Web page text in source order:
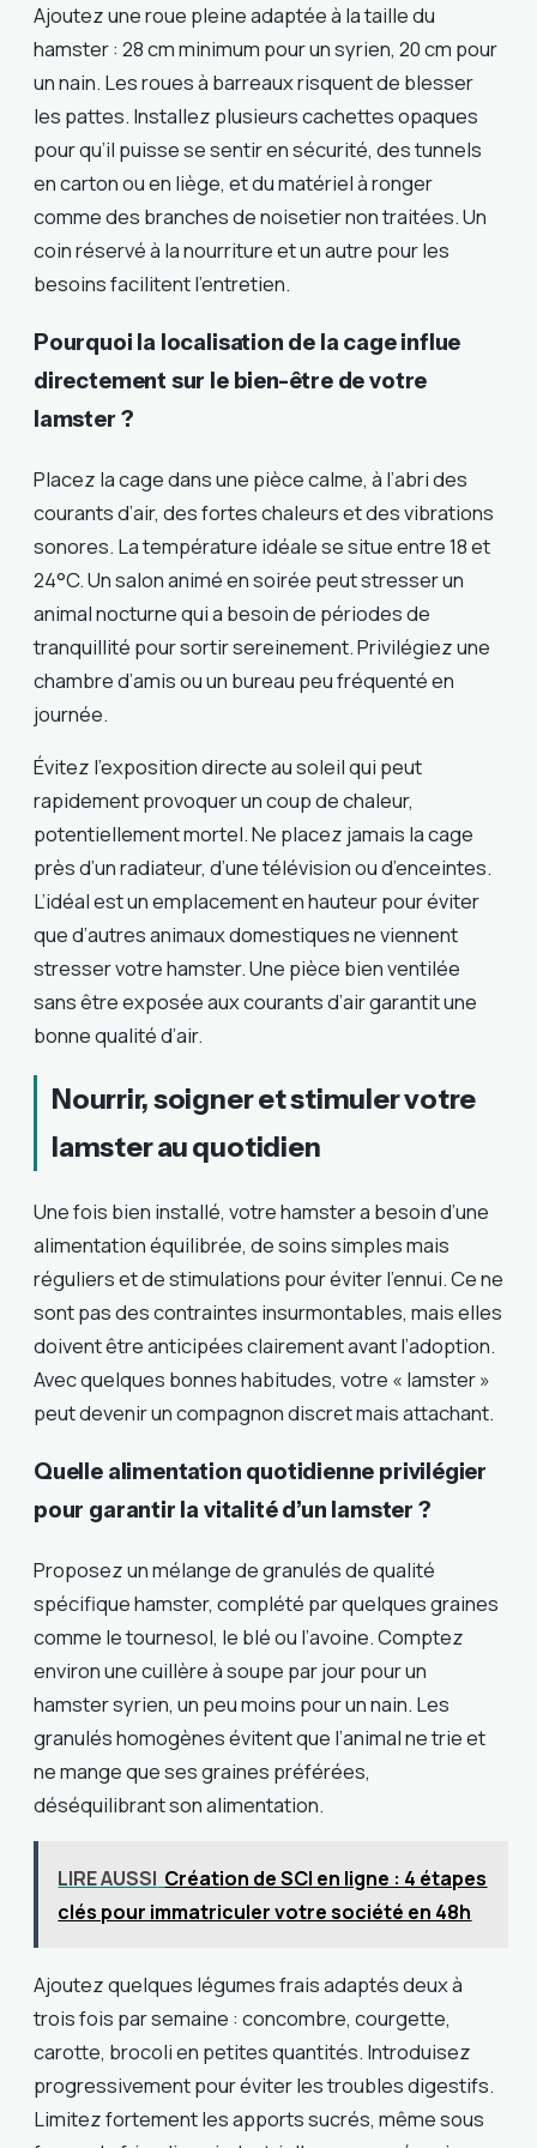
Ajoutez une roue pleine adaptée à la taille du
hamster : 28 cm minimum pour un syrien, 20 cm pour
un nain. Les roues à barreaux risquent de blesser
les pattes. Installez plusieurs cachettes opaques
pour qu’il puisse se sentir en sécurité, des tunnels
en carton ou en liège, et du matériel à ronger
comme des branches de noisetier non traitées. Un
coin réservé à la nourriture et un autre pour les
besoins facilitent l’entretien.
Pourquoi la localisation de la cage influe
directement sur le bien-être de votre
lamster ?
Placez la cage dans une pièce calme, à l’abri des
courants d’air, des fortes chaleurs et des vibrations
sonores. La température idéale se situe entre 18 et
24°C. Un salon animé en soirée peut stresser un
animal nocturne qui a besoin de périodes de
tranquillité pour sortir sereinement. Privilégiez une
chambre d’amis ou un bureau peu fréquenté en
journée.
Évitez l’exposition directe au soleil qui peut
rapidement provoquer un coup de chaleur,
potentiellement mortel. Ne placez jamais la cage
près d’un radiateur, d’une télévision ou d’enceintes.
L’idéal est un emplacement en hauteur pour éviter
que d’autres animaux domestiques ne viennent
stresser votre hamster. Une pièce bien ventilée
sans être exposée aux courants d’air garantit une
bonne qualité d’air.
Nourrir, soigner et stimuler votre
lamster au quotidien
Une fois bien installé, votre hamster a besoin d’une
alimentation équilibrée, de soins simples mais
réguliers et de stimulations pour éviter l’ennui. Ce ne
sont pas des contraintes insurmontables, mais elles
doivent être anticipées clairement avant l’adoption.
Avec quelques bonnes habitudes, votre « lamster »
peut devenir un compagnon discret mais attachant.
Quelle alimentation quotidienne privilégier
pour garantir la vitalité d’un lamster ?
Proposez un mélange de granulés de qualité
spécifique hamster, complété par quelques graines
comme le tournesol, le blé ou l’avoine. Comptez
environ une cuillère à soupe par jour pour un
hamster syrien, un peu moins pour un nain. Les
granulés homogènes évitent que l’animal ne trie et
ne mange que ses graines préférées,
déséquilibrant son alimentation.
LIRE AUSSI Création de SCI en ligne : 4 étapes
clés pour immatriculer votre société en 48h
Ajoutez quelques légumes frais adaptés deux à
trois fois par semaine : concombre, courgette,
carotte, brocoli en petites quantités. Introduisez
progressivement pour éviter les troubles digestifs.
Limitez fortement les apports sucrés, même sous